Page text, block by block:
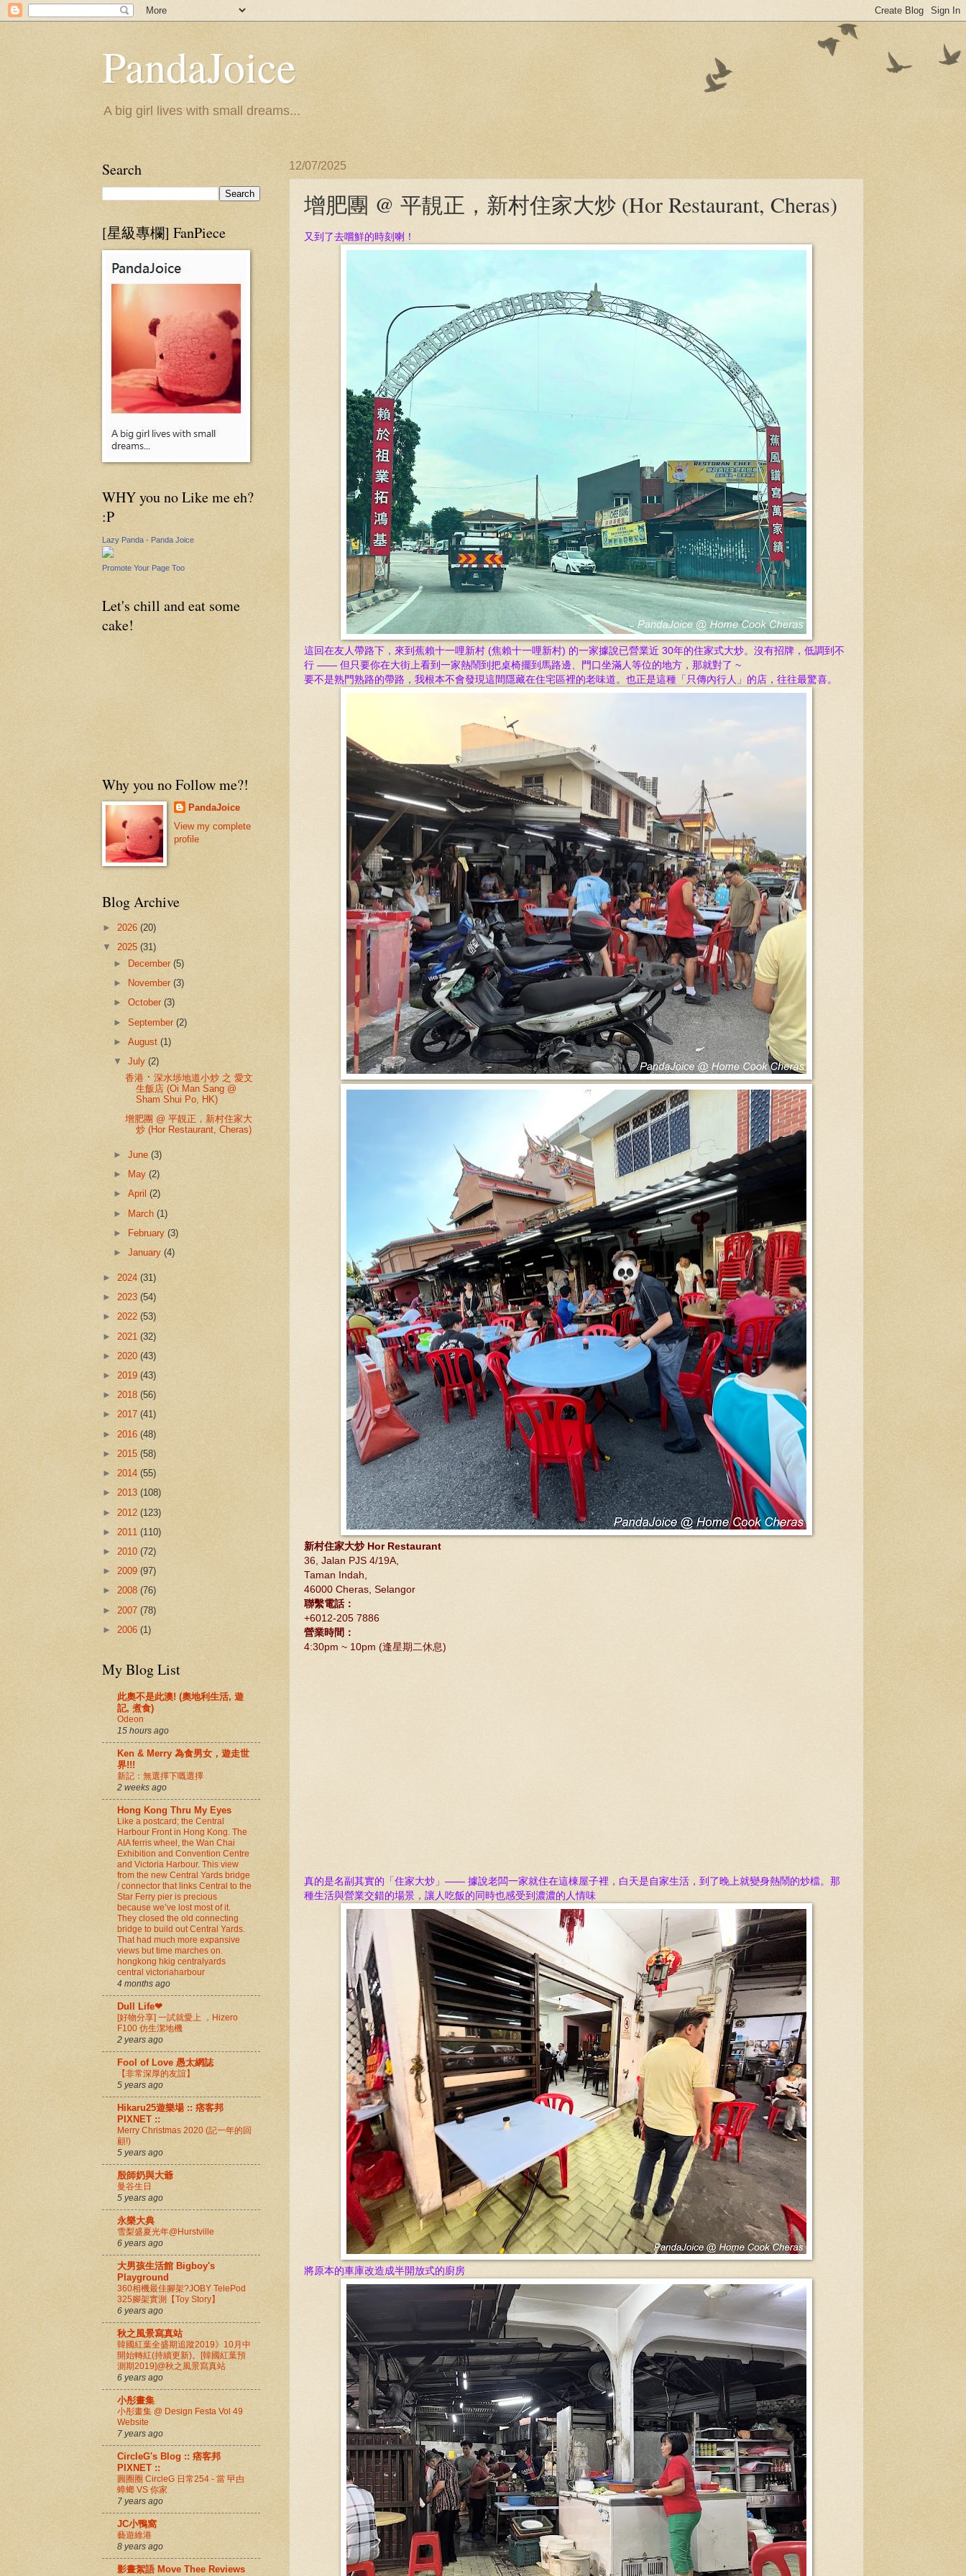
PandaJoice
A big girl lives with small dreams...
12/07/2025
增肥團 @ 平靚正，新村住家大炒 (Hor Restaurant, Cheras)
又到了去嚐鮮的時刻喇！
這回 在友人帶路下，來到蕉賴十一哩新村 (焦賴十一哩新村) 的一家據說已營業近 30年的住家式大炒。沒有招牌，低調到不
行 —— 但只要你在大街上看到一家熱鬧到把桌椅擺到馬路邊、門口坐滿人等位的地方，那就對了 ~
要不是熟門熟路的帶路 ，我根本不會發現這間隱藏在住宅區裡的老味道。 也正是這種「只傳內行人」的店，往往最驚喜。
新村住家大炒 Hor Restaurant
36, Jalan PJS 4/19A,
Taman Indah,
46000 Cheras, Selangor
聯繫電話：
+6012-205 7886
營業時間：
4:30pm ~ 10pm (逢星期二休息)
真的是名副其實的「住家大炒」—— 據說老闆一家就住在這棟屋子裡，白天是自家生活，到了晚上就變身熱鬧的炒檔。那
種生活與營業交錯的場景，讓人吃飯的同時也感受到濃濃的人情味
將原本的車庫改造成半開放式的廚房
Search
[星級專欄] FanPiece
WHY you no Like me eh?
:P
Lazy Panda - Panda Joice
Promote Your Page Too
Let's chill and eat some
cake!
Why you no Follow me?!
PandaJoice
View my complete
profile
Blog Archive
► 2026 (20)
▼ 2025 (31)
►
December(5)
►
November(3)
►October(3)
►September(2)
►August(1)
▼July(2)
香港 ⠂深水埗地道小炒 之 愛文
生飯店 (Oi Man Sang @
Sham Shui Po, HK)
增肥團 @ 平靚正，新村住家大
炒 (Hor Restaurant, Cheras)
►June(3)
►
May(2)
►April(2)
► March(1)
► February(3)
►January(4)
► 2024 (31)
► 2023 (54)
► 2022 (53)
► 2021 (32)
► 2020 (43)
► 2019 (43)
► 2018 (56)
► 2017 (41)
► 2016 (48)
► 2015 (58)
► 2014 (55)
► 2013 (108)
► 2012 (123)
► 2011 (110)
► 2010 (72)
► 2009 (97)
► 2008 (76)
► 2007 (78)
► 2006 (1)
My Blog List
此奧不是此澳! (奧地利生活, 遊
記, 煮食)
Odeon
15 hours ago
Ken & Merry 為食男女，遊走世
界!!!
新記：無選擇下嘅選擇
2 weeks ago
Hong Kong Thru My Eyes
Like a postcard; the Central
Harbour Front in Hong Kong. The
AIA ferris wheel, the Wan Chai
Exhibition and Convention Centre
and Victoria Harbour. This view
from the new Central Yards bridge
/ connector that links Central to the
Star Ferry pier is precious
because we’ve lost most of it.
They closed the old connecting
bridge to build out Central Yards.
That had much more expansive
views but time marches on.
hongkong hkig centralyards
central victoriaharbour
4 months ago
Dull Life❤
[好物分享] 一試就愛上 ，Hizero
F100 仿生潔地機
2 years ago
Fool of Love 愚太網誌
【非常深厚的友誼】
5 years ago
Hikaru25遊樂場 :: 痞客邦
PIXNET ::
Merry Christmas 2020 (記一年的回
顧!)
5 years ago
殷師奶與大爺
曼谷生日
5 years ago
永樂大典
雪梨盛夏光年@Hurstville
6 years ago
大男孩生活館 Bigboy's
Playground
360相機最佳腳架?JOBY TelePod
325腳架實測【Toy Story】
6 years ago
秋之風景寫真站
韓國紅葉全盛期追蹤2019》10月中
開始轉紅(持續更新)。[韓國紅葉預
測期2019]@秋之風景寫真站
6 years ago
小彤畫集
小彤畫集 @ Design Festa Vol 49
Website
7 years ago
CircleG's Blog :: 痞客邦
PIXNET ::
圓圈圈 CircleG 日常254 - 當 曱甴
蟑螂 VS 你家
7 years ago
JC小鴨窩
藝遊維港
8 years ago
影畫絮語 Move Thee Reviews